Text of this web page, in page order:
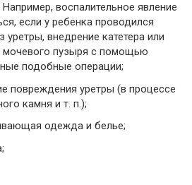
воспалительное явление
если у ребенка проводился
уретры, внедрение катетера или
мочевого пузыря с помощью
подобные операции;
повреждения уретры (в процессе
камня и т. п.);
одежда и белье;